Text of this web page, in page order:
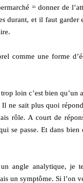
= donner de
durant, et il faut
comme une forme
loin c’est bien qu’un
Il ne sait plus quoi
rôle. A court de
se passe. Et dans
angle analytique, je
un symptôme. Si